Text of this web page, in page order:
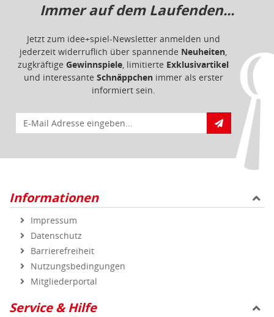
Immer auf dem Laufenden...
Jetzt zum idee+spiel-Newsletter anmelden und
jederzeit widerruflich über spannende Neuheiten,
zugkräftige Gewinnspiele, limitierte Exklusivartikel
und interessante Schnäppchenimmer als erster
informiert sein.
E-Mail für Newsletteranmeldung
Informationen
Impressum
Datenschutz
Barrierefreiheit
Nutzungsbedingungen
Mitgliederportal
Service & Hilfe